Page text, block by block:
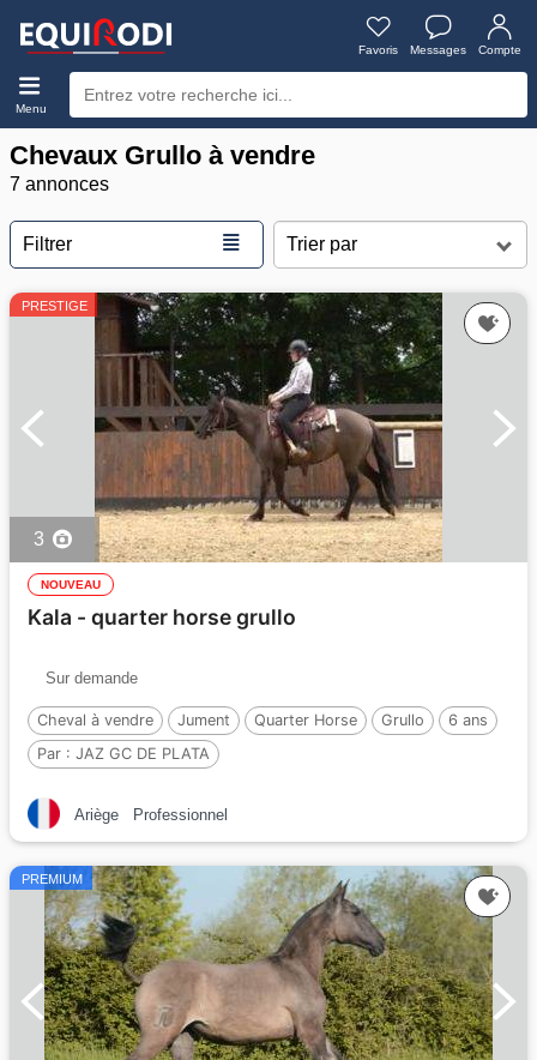
Favoris Messages Compte
Menu
Chevaux Grullo à vendre
7 annonces
Filtrer ≣
PRESTIGE
3
NOUVEAU
Kala - quarter horse grullo
Sur demande
Cheval à vendre Jument Quarter Horse Grullo
6 ans
Par : JAZ GC DE PLATA
Ariège Professionnel
PREMIUM